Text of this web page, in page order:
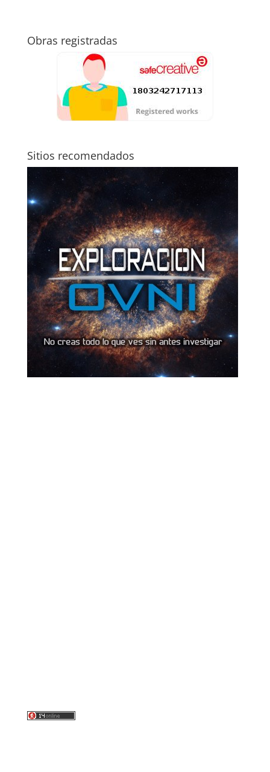
Obras registradas
Sitios recomendados